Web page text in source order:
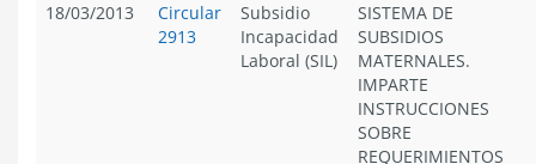
18/03/2013
Circular
2913
Subsidio
Incapacidad
Laboral (SIL)
SISTEMA DE
SUBSIDIOS
MATERNALES.
IMPARTE
INSTRUCCIONES
SOBRE
REQUERIMIENTOS